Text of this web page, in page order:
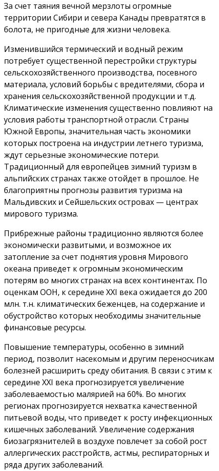
За счет таяния вечной мерзлоты огромные
территории Сибири и севера Канады превратятся в
болота, не пригодные для жизни человека.
Изменившийся термический и водный режим
потребует существенной перестройки струк­туры
сельскохозяйственного производства, посевного
материала, условий борьбы с вредителями, сбора и
хранения сельскохозяйственной продукции и т.д.
Климатические изменения существенно повлияют на
условия работы транспортной отрасли. Страны
Южной Европы, значительная часть экономики
которых построена на индустрии летнего туризма,
ждут серьезные экономические потери.
Традиционный для европейцев зимний туризм в
альпийских странах также отойдет в прошлое. Не
благоприятны прогнозы развития туризма на
Мальдивских и Сейшельских островах — центрах
мирового туризма.
Прибрежные районы традиционно являются более
экономически развитыми, и возможное их
затопление за счет поднятия уровня Мирового
океана приведет к огромным экономическим
потерям во многих странах на всех континентах. По
оценкам ООН, к середине XXI века ожидается до 200
млн. т.н. климатических беженцев, на содержание и
обустройство которых необходимы значительные
финансовые ресурсы.
Повышение температуры, особенно в зимний
период, позволит насекомым и другим переносчикам
болезней расширить среду обитания. В связи с этим к
середине XXI века прогнозируется увеличение
заболеваемостью малярией на 60%. Во многих
регионах прогнозируется нехватка качественной
питьевой воды, что приведет к росту инфекционных
кишечных заболеваний. Увеличение содержания
биозагрязнителей в воздухе повлечет за собой рост
аллергических расстройств, астмы, респираторных и
ряда других заболеваний.